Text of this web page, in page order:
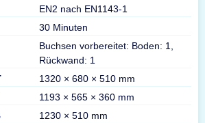
EN2 nach EN1143-1
30 Minuten
Buchsen vorbereitet: Boden: 1,
Rückwand: 1
1320 × 680 × 510 mm
1193 × 565 × 360 mm
1230 × 510 mm